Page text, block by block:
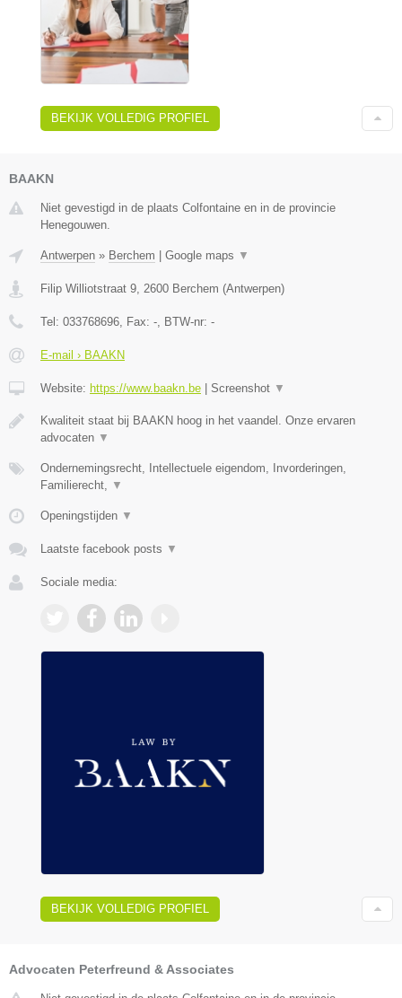
BEKIJK VOLLEDIG PROFIEL
BAAKN
Niet gevestigd in de plaats Colfontaine en in de provincie
Henegouwen.
Antwerpen » Berchem Google maps ▼
Filip Williotstraat 9 2600 Berchem (Antwerpen)
Tel: 033768696 , Fax: - , BTW-nr: -
E-mail › BAAKN
Website: https://www.baakn.be Screenshot ▼
Kwaliteit staat bij BAAKN hoog in het vaandel. Onze ervaren
advocaten ▼
Ondernemingsrecht, Intellectuele eigendom, Invorderingen,
Familierecht,
▼
Openingstijden ▼
Laatste facebook posts ▼
Sociale media:
BEKIJK VOLLEDIG PROFIEL
Advocaten Peterfreund & Associates